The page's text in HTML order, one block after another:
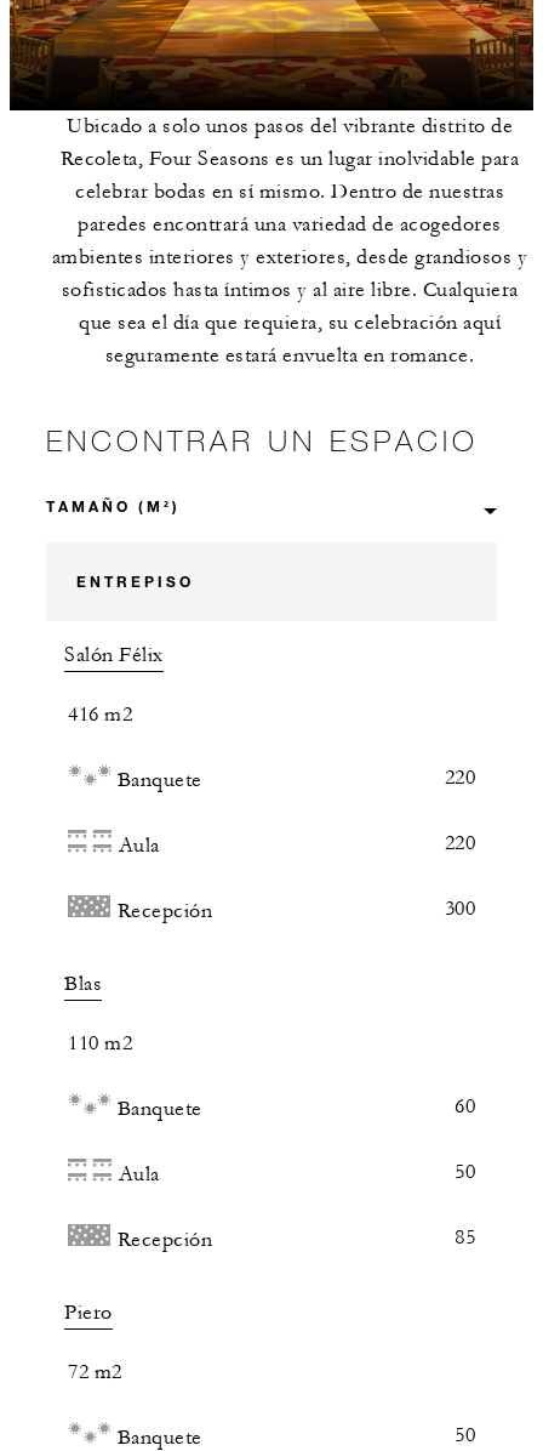
Ubicado a solo unos pasos del vibrante distrito de
Recoleta, Four Seasons es un lugar inolvidable para
celebrar bodas en sí mismo. Dentro de nuestras
paredes encontrará una variedad de acogedores
ambientes interiores y exteriores, desde grandiosos y
sofisticados hasta íntimos y al aire libre. Cualquiera
que sea el día que requiera, su celebración aquí
seguramente estará envuelta en romance.
ENCONTRAR UN ESPACIO
ENTREPISO
Salón Félix
416 m2
Banquete 220
Aula 220
Recepción 300
Blas
110 m2
Banquete 60
Aula 50
Recepción 85
Piero
72 m2
Banquete 50